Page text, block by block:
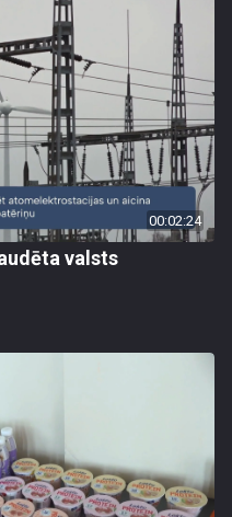
00:02:24
valsts